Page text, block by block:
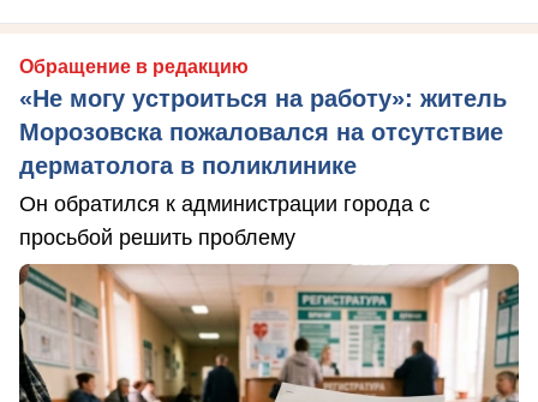
Обращение в редакцию
«Не могу устроиться на работу»: житель
Морозовска пожаловался на отсутствие
дерматолога в поликлинике
Он обратился к администрации города с
просьбой решить проблему